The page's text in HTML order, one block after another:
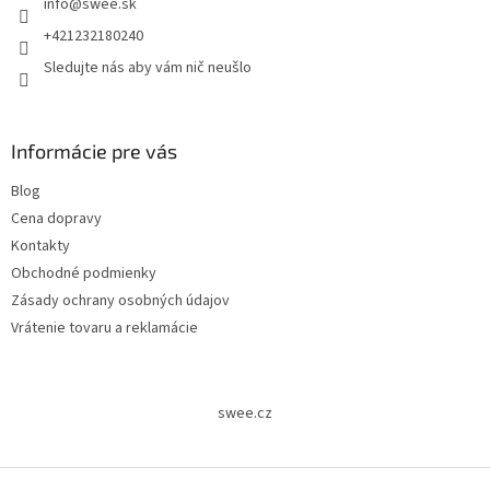
info@swee.sk
+421232180240
Sledujte nás aby vám nič neušlo
Informácie pre vás
Blog
Cena dopravy
Kontakty
Obchodné podmienky
Zásady ochrany osobných údajov
Vrátenie tovaru a reklamácie
swee.cz